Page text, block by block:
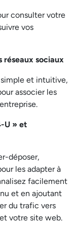
consulter votre
vos
réseaux sociaux
et intuitive,
associer les
U » et
déposer,
les adapter à
facilement
et en ajoutant
du trafic vers
votre site web.